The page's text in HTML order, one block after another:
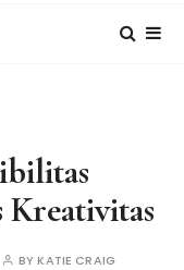
Kreativitas
BYKATIE CRAIG